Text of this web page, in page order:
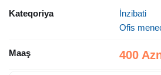
Kateqoriya
İnzibati
Ofis
Maaş 400